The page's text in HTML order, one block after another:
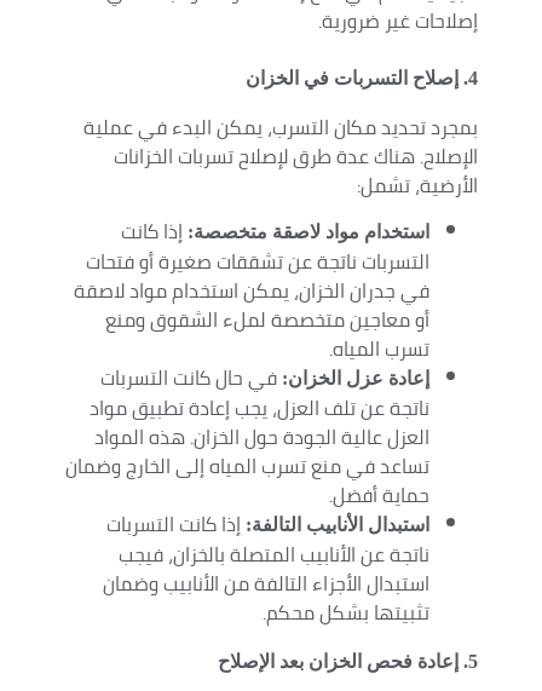
إصلاحات غير ضرورية.
4. إصلاح التسربات في الخزان
بمجرد تحديد مكان التسرب، يمكن البدء في عملية
الإصلاح. هناك عدة طرق لإصلاح تسربات الخزانات
الأرضية، تشمل:
استخدام مواد لاصقة متخصصة: إذا كانت
التسربات ناتجة عن تشققات صغيرة أو فتحات
في جدران الخزان، يمكن استخدام مواد لاصقة
أو معاجين متخصصة لملء الشقوق ومنع
تسرب المياه.
إعادة عزل الخزان: في حال كانت التسربات
ناتجة عن تلف العزل، يجب إعادة تطبيق مواد
العزل عالية الجودة حول الخزان. هذه المواد
تساعد في منع تسرب المياه إلى الخارج وضمان
حماية أفضل.
استبدال الأنابيب التالفة: إذا كانت التسربات
ناتجة عن الأنابيب المتصلة بالخزان، فيجب
استبدال الأجزاء التالفة من الأنابيب وضمان
تثبيتها بشكل محكم.
5. إعادة فحص الخزان بعد الإصلاح